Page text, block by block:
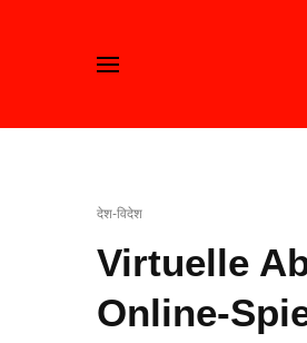
देश-विदेश
Virtuelle
Online-